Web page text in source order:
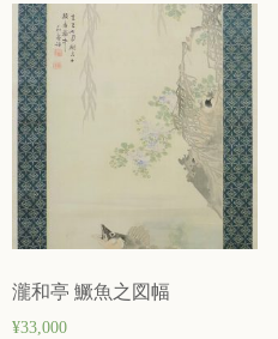
瀧和亭 鱖魚之図幅
¥33,000